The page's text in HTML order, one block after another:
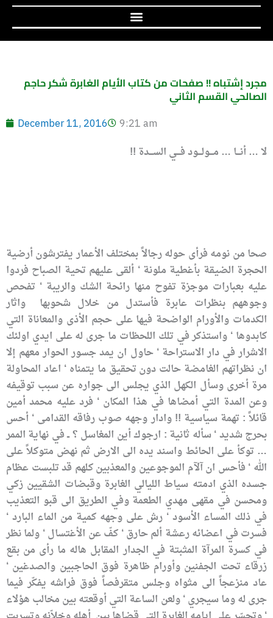
مجرد إشتباه !! صفحات من كتاب الأيام الغابرة شكر حاجم
الصالحي القسم الثاني
December 11, 2016 9:21 am
لا … أنـــا … مـــولـــود فـــي الســـدة !!
صحا من نومه فرأى حوله رجالاً بمختلف الأعمار يفترشون أرضية
الحجرة الضيقة بأغطية ملونة ‘ ألقى عليهم تحية الصباح فردوا
عليه بعبارات موجزة تفوح منها رائحة الشك والريبة ‘ تفحص
وجوههم بنظرات عابرة فأستدل من خلال شحوبها واثار
الكدمات والأورام الواضحة فيها على حجم الأذى والمعاناة التي
كابدوها ‘ واستذكر في تلك اللحظات ما جرى له على ايدي اولئك
الاشرار في دار الاستراحة ‘ حاول ان يمد جسور الحوار معهم إلا
ان نظراتهم الغامضة حالت دون تحقيق ما يتمناه ‘ اعاد المحاولة
مرة أخرى وسأل الكهل الذي يجلس الى جواره عن سبب توقيفه
وعن المدة التي أمضاها في هذا المكان ‘ فرد عليه محمد أمين
قائلاً : تهمة سياسية !! وادار وجهه صوب رفاقه القدامى ‘ أحس
بحرج شديد ‘ سأله ثانية : ارجوك أين المغاسل ؟ ــ في نهاية الممر
… توكأ على الحائط واسند يده الى الارض ثم نهض متوكلاً على
الله ‘ فأحس ان آلآم الموجوعين والمعذبين كلهم قد تلبست عظام
جسده الذي ادمته سياط الليالي الغابرة وقبضات الشقيين زكي
ومحسن في مقهى مهدي الطعمة وفي الطريق الى قبو التعذيب
في ذلك المساء الأسود ‘ رش على وجهه كمية من الماء البارد ‘
فسرت في اعضائه رعشة ألم حارق ‘ كفّ عن الأغتسال ‘ ولما نظر
في كسرة المرآة المثبتة في الجدار المقابل هاله ما رأى من بقع
زرقاء تحت الجفنين وأورام ظاهرة فوق الحاجبين والصدغين ‘
عاد منزعجاً الى مثواه وجلس متقرفصاً فوق فراشه يفكّر فيما
جرى له وما سيجري ‘ ولعن الساعة التي أوقعته بين مخالب هؤلاء